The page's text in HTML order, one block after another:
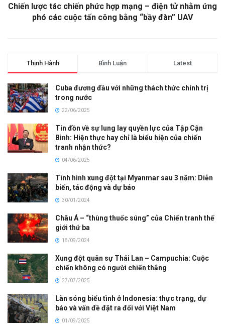
Chiến lược tác chiến phức hợp mạng – điện tử nhằm ứng
phó các cuộc tấn công bằng “bầy đàn” UAV
Thịnh Hành Bình Luận Latest
Cuba đương đầu với những thách thức chính trị
trong nước
22/06/2025
Tin đồn về sự lung lay quyền lực của Tập Cận
Bình: Hiện thực hay chỉ là biểu hiện của chiến
tranh nhận thức?
04/06/2025
Tình hình xung đột tại Myanmar sau 3 năm: Diễn
biến, tác động và dự báo
30/01/2024
Châu Á – “thùng thuốc súng” của Chiến tranh thế
giới thứ ba
18/09/2024
Xung đột quân sự Thái Lan – Campuchia: Cuộc
chiến không có người chiến thắng
27/07/2025
Làn sóng biểu tình ở Indonesia: thực trạng, dự
báo và vấn đề đặt ra đối với Việt Nam
01/09/2025